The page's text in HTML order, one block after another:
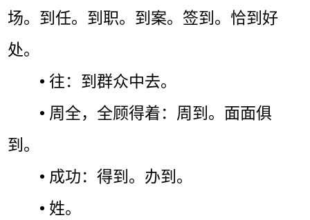
场。到任。到职。到案。签到。恰到好
处。
• 往：到群众中去。
• 周全，全顾得着：周到。面面俱
到。
• 成功：得到。办到。
• 姓。